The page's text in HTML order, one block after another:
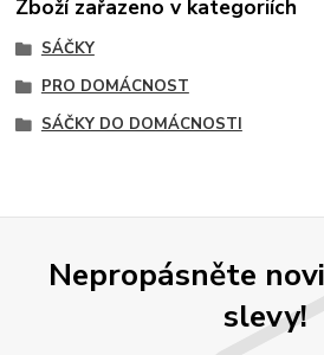
Zboží zařazeno v kategoriích
SÁČKY
PRO DOMÁCNOST
SÁČKY DO DOMÁCNOSTI
Nepropásněte
slevy!